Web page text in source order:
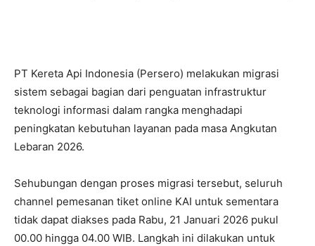
PT Kereta Api Indonesia (Persero) melakukan migrasi
sistem sebagai bagian dari penguatan infrastruktur
teknologi informasi dalam rangka menghadapi
peningkatan kebutuhan layanan pada masa Angkutan
Lebaran 2026.
Sehubungan dengan proses migrasi tersebut, seluruh
channel pemesanan tiket online KAI untuk sementara
tidak dapat diakses pada Rabu, 21 Januari 2026 pukul
00.00 hingga 04.00 WIB. Langkah ini dilakukan untuk